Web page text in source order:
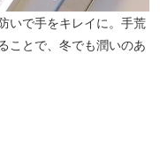
いで手をキレイに。手荒
ことで、冬でも潤いのあ